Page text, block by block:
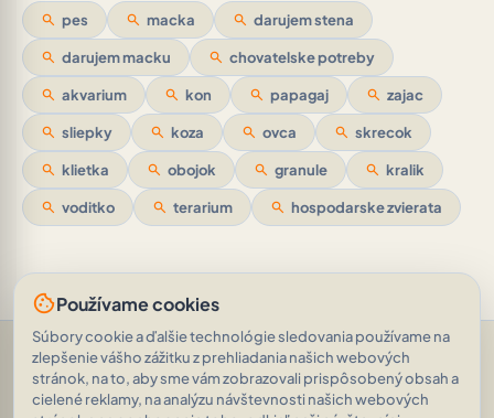
search pes search macka search darujem stena
search darujem macku search chovatelske potreby
search akvarium search kon search papagaj search zajac
search sliepky search koza search ovca search skrecok
search klietka search obojok search granule search kralik
search voditko search terarium search hospodarske zvierata
Pomoc a podpora•Otázky•Hodnotenia•Opýtajte sa AI
Podmienky používania•Ochrana osobných údajov•
RSS Feed
cookiePoužívame cookies
Súbory cookie a ďalšie technológie sledovania používame na
zlepšenie vášho zážitku z prehliadania našich webových
stránok, na to, aby sme vám zobrazovali prispôsobený obsah a
cielené reklamy, na analýzu návštevnosti našich webových